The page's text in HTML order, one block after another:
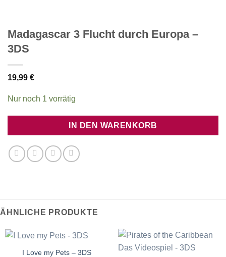
Madagascar 3 Flucht durch Europa –
3DS
19,99 €
Nur noch 1 vorrätig
IN DEN WARENKORB
ÄHNLICHE PRODUKTE
I Love my Pets – 3DS